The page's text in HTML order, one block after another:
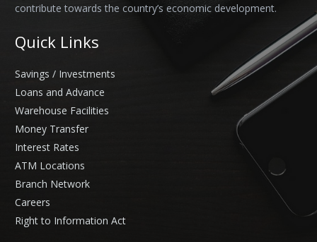
contribute towards the country’s economic development.
Quick Links
Savings / Investments
Loans and Advance
Warehouse Facilities
Money Transfer
Interest Rates
ATM Locations
Branch Network
Careers
Right to Information Act